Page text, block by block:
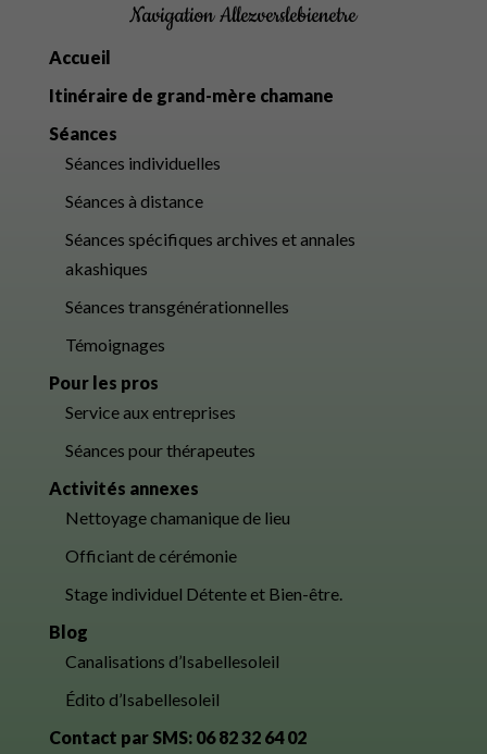
Navigation Allezverslebienetre
Accueil
Itinéraire de grand-mère chamane
Séances
Séances individuelles
Séances à distance
Séances spécifiques archives et annales
akashiques
Séances transgénérationnelles
Témoignages
Pour les pros
Service aux entreprises
Séances pour thérapeutes
Activités annexes
Nettoyage chamanique de lieu
Officiant de cérémonie
Stage individuel Détente et Bien-être.
Blog
Canalisations d’Isabellesoleil
Édito d’Isabellesoleil
Contact par SMS: 06 82 32 64 02